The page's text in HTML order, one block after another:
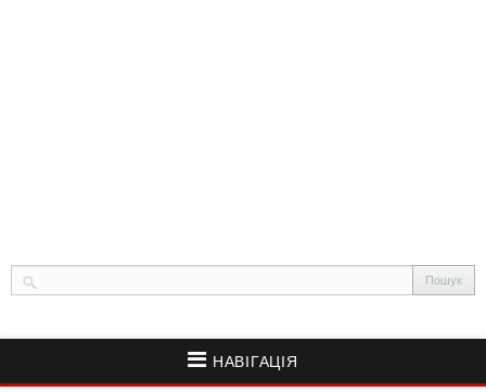
НАВІГАЦІЯ